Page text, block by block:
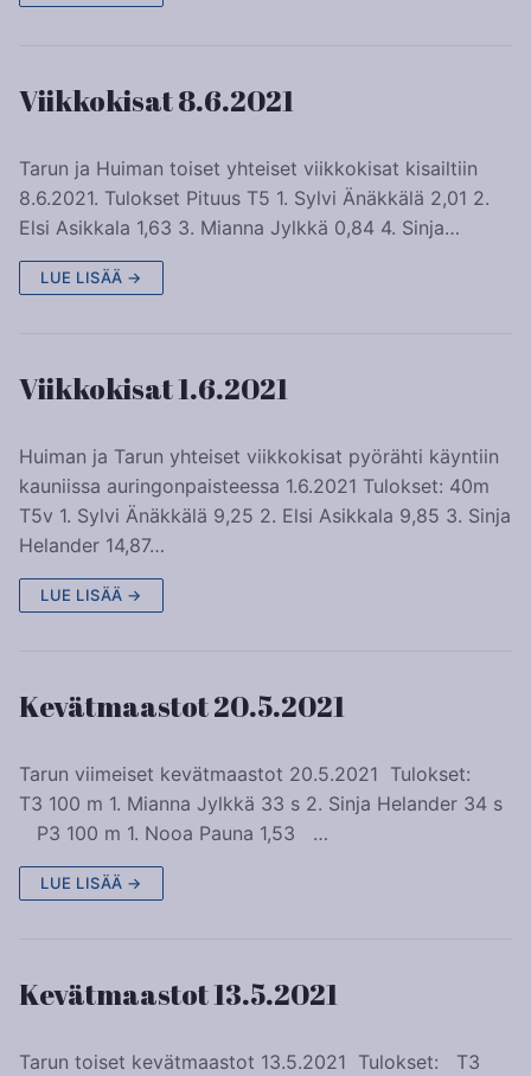
Viikkokisat 8.6.2021
Tarun ja Huiman toiset yhteiset viikkokisat kisailtiin
8.6.2021. Tulokset Pituus T5 1. Sylvi Änäkkälä 2,01 2.
Elsi Asikkala 1,63 3. Mianna Jylkkä 0,84 4. Sinja…
LUE LISÄÄ →
Viikkokisat 1.6.2021
Huiman ja Tarun yhteiset viikkokisat pyörähti käyntiin
kauniissa auringonpaisteessa 1.6.2021 Tulokset: 40m
T5v 1. Sylvi Änäkkälä 9,25 2. Elsi Asikkala 9,85 3. Sinja
Helander 14,87…
LUE LISÄÄ →
Kevätmaastot 20.5.2021
Tarun viimeiset kevätmaastot 20.5.2021 Tulokset:
T3 100 m 1. Mianna Jylkkä 33 s 2. Sinja Helander 34 s
P3 100 m 1. Nooa Pauna 1,53 …
LUE LISÄÄ →
Kevätmaastot 13.5.2021
Tarun toiset kevätmaastot 13.5.2021 Tulokset: T3